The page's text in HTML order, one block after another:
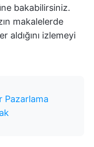
bakabilirsiniz.
makalelerde
aldığını izlemeyi
Pazarlama